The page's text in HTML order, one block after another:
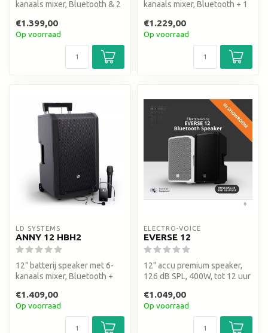
kanaals mixer, Bluetooth & 2
€1.399,00
Op voorraad
kanaals mixer, Bluetooth + 1
€1.229,00
Op voorraad
LD SYSTEMS
ANNY 12 HBH2
12" batterij speaker met 6-
kanaals mixer, Bluetooth +
bodypa...
€1.409,00
Op voorraad
ELECTRO-VOICE
EVERSE 12
12" accu premium speaker,
126 dB SPL, 400W, tot 12 uur
€1.049,00
Op voorraad